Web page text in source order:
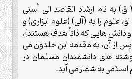
از رساله اكفانى (479 ق) به نام ارشاد القاصد الى أسنى
علوم را به (آلى) (علوم ابزارى) و
دانش هايى كه ذاتاً هدف هستند)،
كرده است.20 پس از آن، به مقدمه ابن خلدون مى
هاى دانشمندان مسلمان در
به شمار مى آيد.